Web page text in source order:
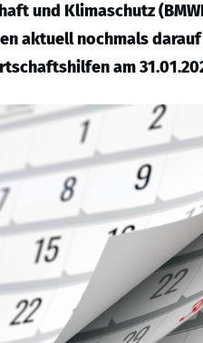
und Klimaschutz
aktuell nochmals
am